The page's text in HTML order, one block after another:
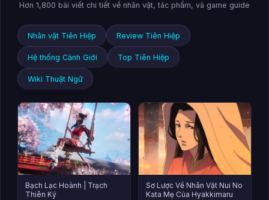
Hơn 1,800 bài viết chi tiết về nhân vật, tác phẩm, và game guide
Nhân vật Tiên Hiệp Review Tiên Hiệp
Hệ thống Cảnh Giới Top Tiên Hiệp
Wiki Thuật Ngữ
Bạch Lạc Hoành | Trạch
Thiên Ký
Sơ Lược Về Nhân Vật Nui No
Kata Mẹ Của Hyakkimaru